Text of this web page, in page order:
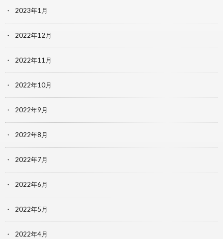
2023年1月
2022年12月
2022年11月
2022年10月
2022年9月
2022年8月
2022年7月
2022年6月
2022年5月
2022年4月